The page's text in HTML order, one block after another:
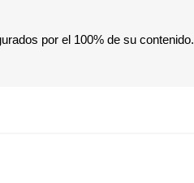
por el 100% de su contenido.